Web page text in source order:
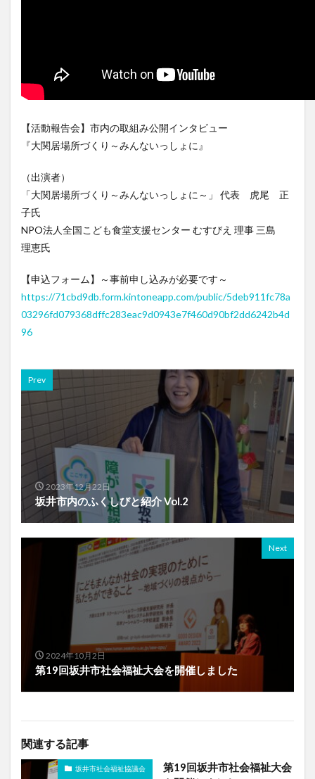
【活動報告会】市内の取組み公開インタビュー
『大関居場所づくり～みんないっしょに』
（出演者）
「大関居場所づくり～みんないっしょに～」 代表 虎尾 正
子氏
NPO法人全国こども食堂支援センター むすびえ 理事 三島
理恵氏
【申込フォーム】～事前申し込みが必要です～
https://71cbd9db.form.kintoneapp.com/public/5deb911fc78a
03296fd079368dffc283eac9d0943e7f460d90bf2dd6242b4d
96
Prev
2023年12月22日
坂井市内のふくしびと紹介 Vol.2
Next
2024年10月2日
第19回坂井市社会福祉大会を開催しました
関連する記事
坂井市社会福祉協議会
第19回坂井市社会福祉大会